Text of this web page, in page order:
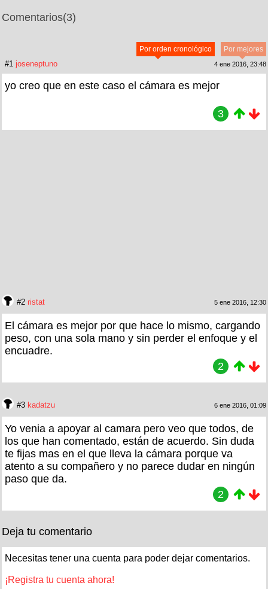
Comentarios(3)
Por mejores
Por orden cronológico
#1 joseneptuno 4 ene 2016, 23:48
yo creo que en este caso el cámara es mejor
3
#2 ristat 5 ene 2016, 12:30
El cámara es mejor por que hace lo mismo, cargando
peso, con una sola mano y sin perder el enfoque y el
encuadre.
2
#3 kadatzu 6 ene 2016, 01:09
Yo venia a apoyar al camara pero veo que todos, de
los que han comentado, están de acuerdo. Sin duda
te fijas mas en el que lleva la cámara porque va
atento a su compañero y no parece dudar en ningún
paso que da.
2
Deja tu comentario
Necesitas tener una cuenta para poder dejar comentarios.
¡Registra tu cuenta ahora!